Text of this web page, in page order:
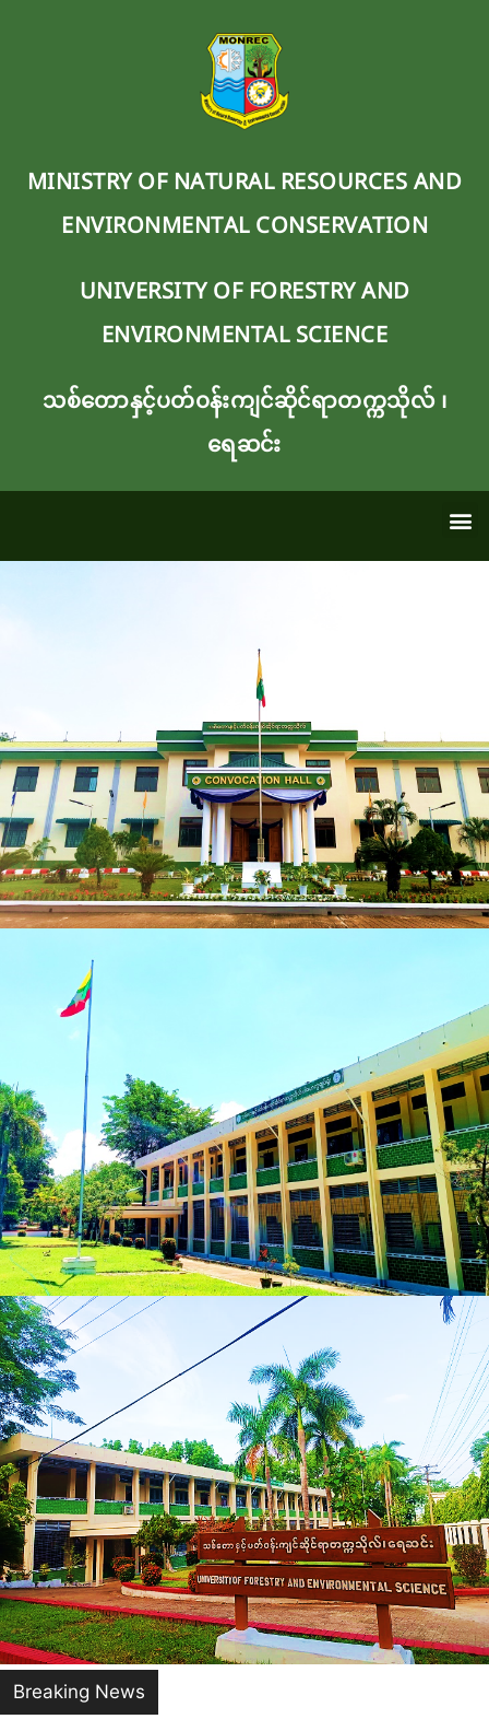
MINISTRY OF NATURAL RESOURCES AND
ENVIRONMENTAL CONSERVATION
UNIVERSITY OF FORESTRY AND
ENVIRONMENTAL SCIENCE
သစ်တောနှင့်ပတ်ဝန်းကျင်ဆိုင်ရာတက္ကသိုလ် ၊
‌ရေဆင်း
Breaking News